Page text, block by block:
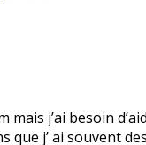
mais j’ai besoin
que j’ ai souvent